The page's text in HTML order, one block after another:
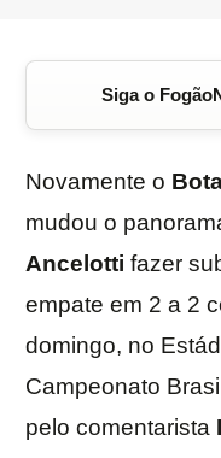
Siga o
Novamente o
mudou o
Ancelotti fazer
empate em 2 a 2
domingo, no
Campeonato
pelo comentarista